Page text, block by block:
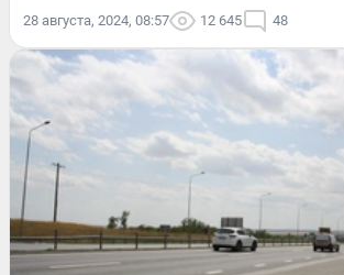
28 августа, 2024, 08:57 12 645 48